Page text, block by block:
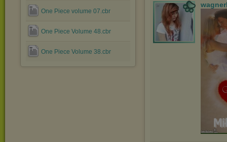
One Piece volume 07.cbr
One Piece Volume 48.cbr
One Piece Volume 38.cbr